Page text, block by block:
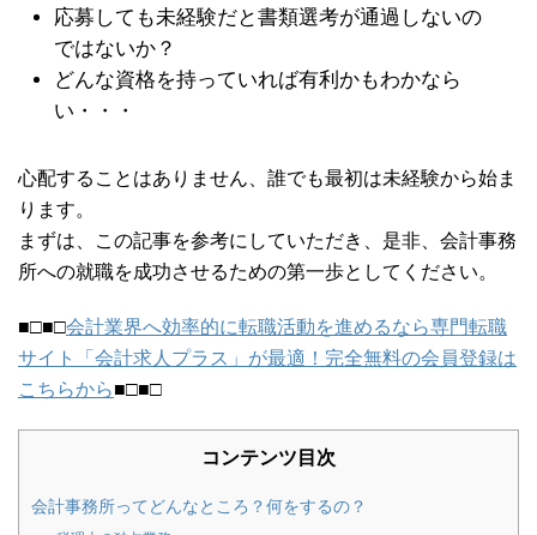
応募しても未経験だと書類選考が通過しないの
ではないか？
どんな資格を持っていれば有利かもわかなら
い・・・
心配することはありません、誰でも最初は未経験から始ま
ります。
まずは、この記事を参考にしていただき、是非、会計事務
所への就職を成功させるための第一歩としてください。
■□■□会計業界へ効率的に転職活動を進めるなら専門転職
サイト「会計求人プラス」が最適！完全無料の会員登録は
こちらから■□■□
コンテンツ目次
会計事務所ってどんなところ？何をするの？